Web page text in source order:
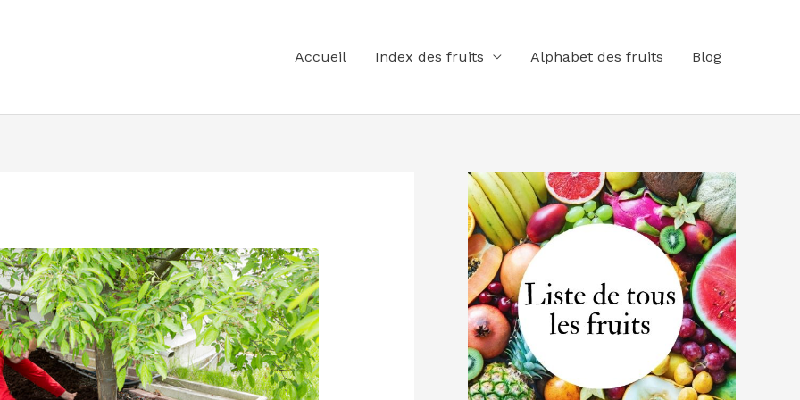
Accueil Index des fruits Alphabet des fruits Blog